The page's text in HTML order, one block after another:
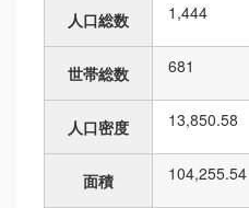
人口総数 1,444
世帯総数 681
人口密度 13,850.58
面積 104,255.54